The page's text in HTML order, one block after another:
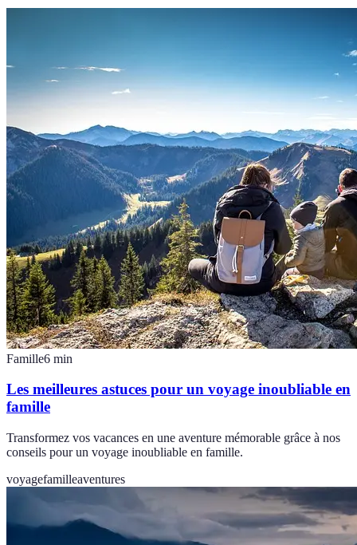
Famille6 min
Les meilleures astuces pour un voyage inoubliable en
famille
Transformez vos vacances en une aventure mémorable grâce à nos
conseils pour un voyage inoubliable en famille.
voyagefamilleaventures